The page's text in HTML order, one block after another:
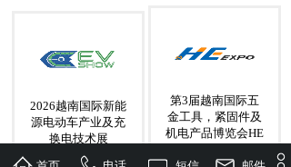
第3届越南国际五
金工具，紧固件及
机电产品博览会HE
2026越南国际新能
源电动车产业及充
换电技术展